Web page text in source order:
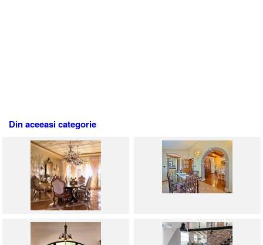
Din aceeasi categorie